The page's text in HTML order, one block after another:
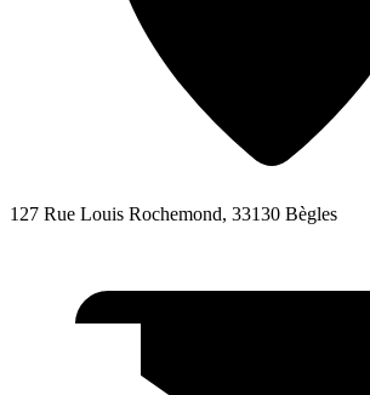
127 Rue Louis Rochemond, 33130 Bègles